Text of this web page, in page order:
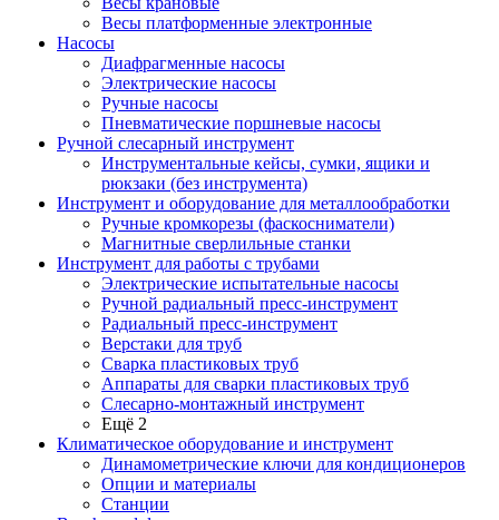
Весы платформенные электронные
Насосы
Диафрагменные насосы
Электрические насосы
Ручные насосы
Пневматические поршневые насосы
Ручной слесарный инструмент
Инструментальные кейсы, сумки, ящики и
рюкзаки (без инструмента)
Инструмент и оборудование для металлообработки
Ручные кромкорезы (фаскосниматели)
Магнитные сверлильные станки
Инструмент для работы с трубами
Электрические испытательные насосы
Ручной радиальный пресс-инструмент
Радиальный пресс-инструмент
Верстаки для труб
Сварка пластиковых труб
Аппараты для сварки пластиковых труб
Слесарно-монтажный инструмент
Ещё 2
Климатическое оборудование и инструмент
Динамометрические ключи для кондиционеров
Опции и материалы
Станции